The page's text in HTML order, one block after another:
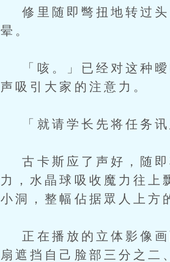
修里随即彆扭地转过头
晕。
「咳。」已经对这种曖
声吸引大家的注意力。
「就请学长先将任务讯
古卡斯应了声好，随即
力，水晶球吸收魔力往上
小洞，整幅佔据眾人上方
正在播放的立体影像画
扇遮挡自己脸部三分之二